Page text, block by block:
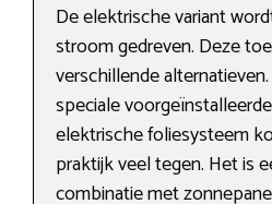
De elektrische variant
stroom gedreven. Deze
verschillende
speciale
elektrische foliesysteem
praktijk veel tegen. Het is
combinatie met